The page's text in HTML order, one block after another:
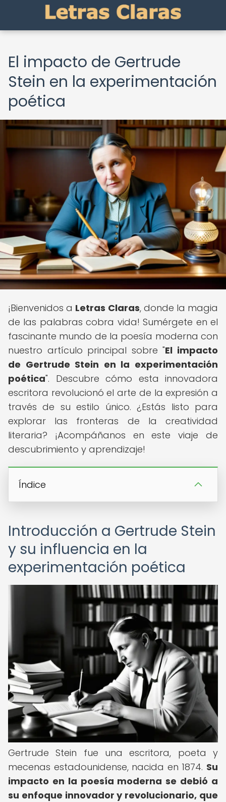
El impacto de Gertrude
Stein en la experimentación
poética
¡Bienvenidos a Letras Claras, donde la magia
de las palabras cobra vida! Sumérgete en el
fascinante mundo de la poesía moderna con
nuestro artículo principal sobre "El impacto
de Gertrude Stein en la experimentación
poética". Descubre cómo esta innovadora
escritora revolucionó el arte de la expresión a
través de su estilo único. ¿Estás listo para
explorar las fronteras de la creatividad
literaria? ¡Acompáñanos en este viaje de
descubrimiento y aprendizaje!
Índice
Introducción a Gertrude Stein
y su influencia en la
experimentación poética
Gertrude Stein fue una escritora, poeta y
mecenas estadounidense, nacida en 1874. Su
impacto en la poesía moderna se debió a
su enfoque innovador y revolucionario, que